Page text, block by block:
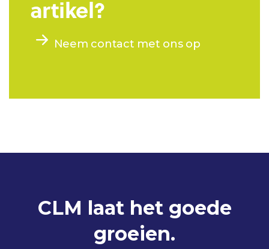
artikel?
Neem contact met ons op
CLM laat het goede
groeien.